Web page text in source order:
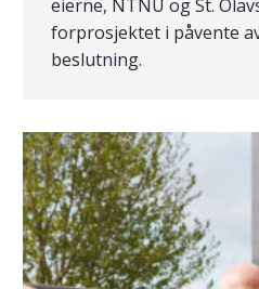
eierne, NTNU og St.
forprosjektet i påvente
beslutning.